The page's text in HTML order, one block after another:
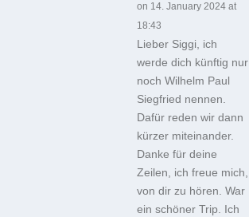
on 14. January 2024 at
18:43
Lieber Siggi, ich
werde dich künftig nur
noch Wilhelm Paul
Siegfried nennen.
Dafür reden wir dann
kürzer miteinander.
Danke für deine
Zeilen, ich freue mich,
von dir zu hören. War
ein schöner Trip. Ich